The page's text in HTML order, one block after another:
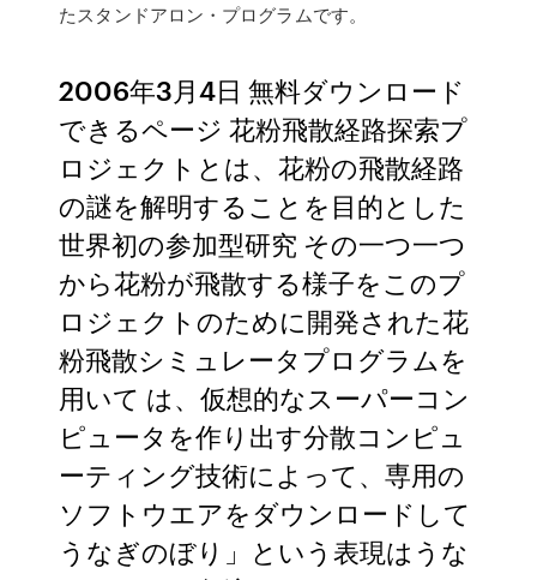
たスタンドアロン・プログラムです。
2006年3月4日 無料ダウンロード
できるページ 花粉飛散経路探索プ
ロジェクトとは、花粉の飛散経路
の謎を解明することを目的とした
世界初の参加型研究 その一つ一つ
から花粉が飛散する様子をこのプ
ロジェクトのために開発された花
粉飛散シミュレータプログラムを
用いて は、仮想的なスーパーコン
ピュータを作り出す分散コンピュ
ーティング技術によって、専用の
ソフトウエアをダウンロードして
うなぎのぼり」という表現はうな